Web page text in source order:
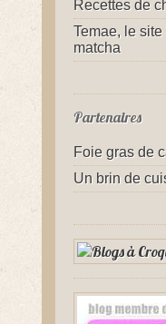
Recettes de
Temae, le site
matcha
Partenaires
Foie gras de
Un brin de